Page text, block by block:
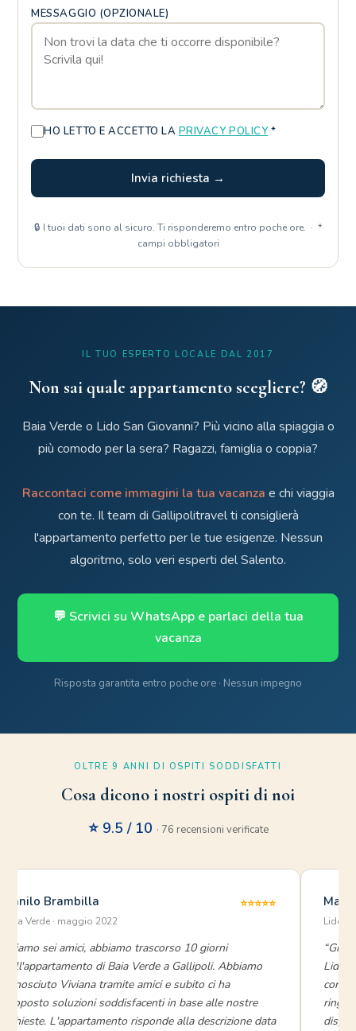
MESSAGGIO (OPZIONALE)
HO LETTO E ACCETTO LA PRIVACY POLICY *
Invia richiesta →
🔒 I tuoi dati sono al sicuro. Ti risponderemo entro poche ore. · *
campi obbligatori
IL TUO ESPERTO LOCALE DAL 2017
Non sai quale appartamento scegliere? 🧭
Baia Verde o Lido San Giovanni? Più vicino alla spiaggia o
più comodo per la sera? Ragazzi, famiglia o coppia?
Raccontaci come immagini la tua vacanza e chi viaggia
con te. Il team di Gallipolitravel ti consiglierà
l'appartamento perfetto per le tue esigenze. Nessun
algoritmo, solo veri esperti del Salento.
💬 Scrivici su WhatsApp e parlaci della tua
vacanza
Risposta garantita entro poche ore · Nessun impegno
OLTRE 9 ANNI DI OSPITI SODDISFATTI
Cosa dicono i nostri ospiti di noi
⭐ 9.5 / 10 · 76 recensioni verificate
Danilo Brambilla
Baia Verde · maggio 2022
⭐⭐⭐⭐⭐
“Siamo sei amici, abbiamo trascorso 10 giorni
nell'appartamento di Baia Verde a Gallipoli. Abbiamo
conosciuto Viviana tramite amici e subito ci ha
proposto soluzioni soddisfacenti in base alle nostre
richieste. L'appartamento risponde alla descrizione data
Lido
Lido